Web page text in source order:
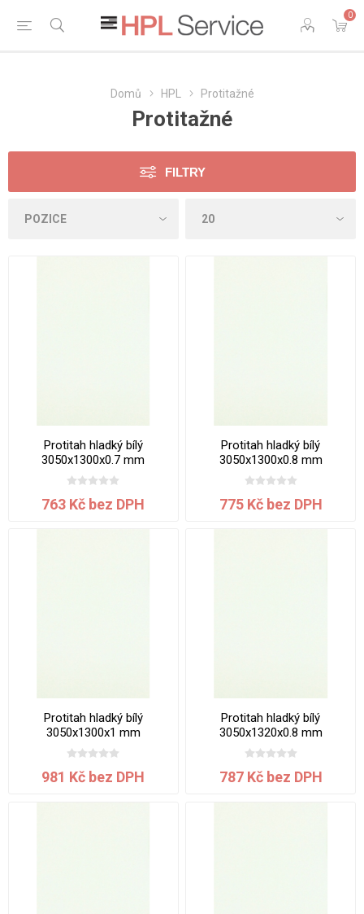
0
Domů HPL Protitažné
Protitažné
FILTRY
Protitah hladký bílý
3050x1300x0.7 mm
763 Kč bez DPH
Protitah hladký bílý
3050x1300x0.8 mm
775 Kč bez DPH
Protitah hladký bílý
3050x1300x1 mm
981 Kč bez DPH
Protitah hladký bílý
3050x1320x0.8 mm
787 Kč bez DPH